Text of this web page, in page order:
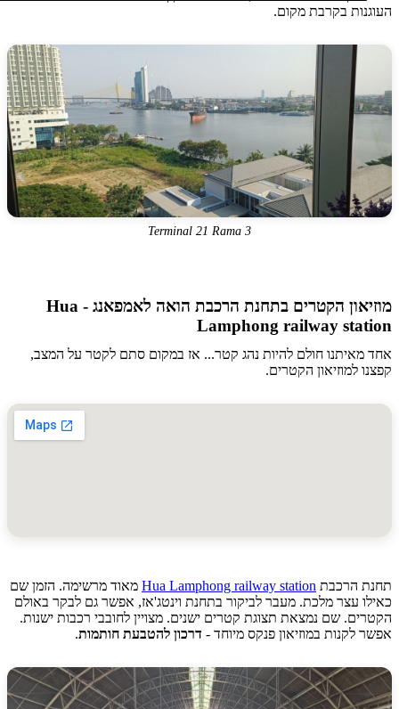
בקרבת מקום.
Terminal 21 Rama 3
מוזיאון הקטרים בתחנת הרכבת הואה לאמפאנג - Hua
Lamphong railway
חולם להיות נהג קטר... אז במקום סתם לקטר על המצב,
למוזיאון הקטרים.
הרכבתHua Lamphong railway stationמאוד מרשימה. הזמן שם
עצר מלכת. מעבר לביקור בתחנת וינטג'אז, אפשר גם לבקר באולם
שם נמצאת תצוגת קטרים ישנים. מצויין לחובבי רכבות ישנות.
לקנות במוזיאון פנקס מיוחד -דרכון להטבעת חותמות.